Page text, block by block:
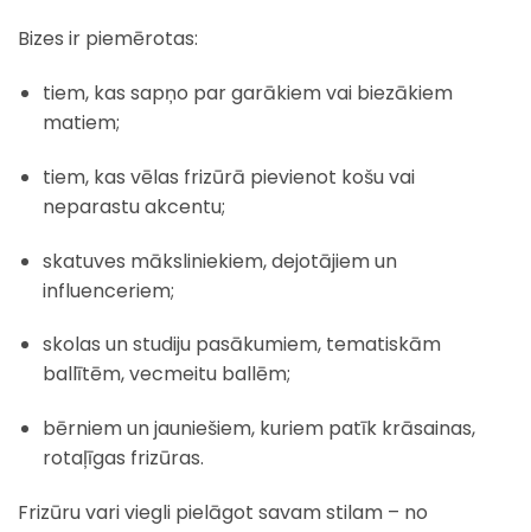
Bizes ir piemērotas:
tiem, kas sapņo par garākiem vai biezākiem
matiem;
tiem, kas vēlas frizūrā pievienot košu vai
neparastu akcentu;
skatuves māksliniekiem, dejotājiem un
influenceriem;
skolas un studiju pasākumiem, tematiskām
ballītēm, vecmeitu ballēm;
bērniem un jauniešiem, kuriem patīk krāsainas,
rotaļīgas frizūras.
Frizūru vari viegli pielāgot savam stilam – no